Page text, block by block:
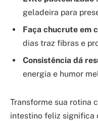
geladeira para
Faça chucrute em
dias traz fibras e
Consistência dá
energia e humor
Transforme sua rotina
intestino feliz significa